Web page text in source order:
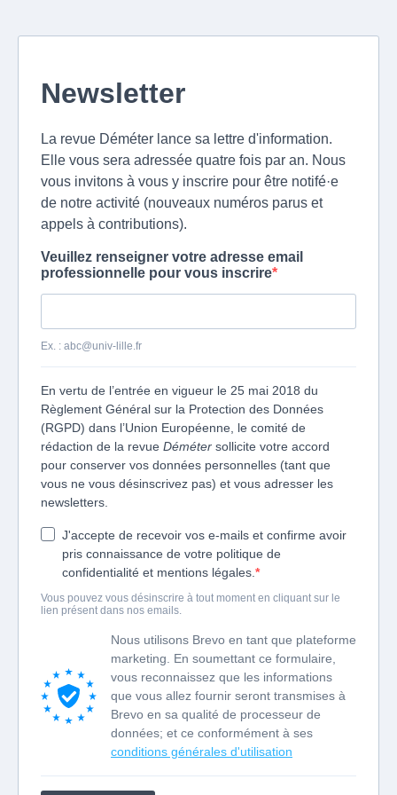
Newsletter
La revue Déméter lance sa lettre d'information.
Elle vous sera adressée quatre fois par an. Nous
vous invitons à vous y inscrire pour être notifé·e
de notre activité (nouveaux numéros parus et
appels à contributions).
Veuillez renseigner votre adresse email
professionnelle pour vous inscrire
Ex. : abc@univ-lille.fr
En vertu de l’entrée en vigueur le 25 mai 2018 du
Règlement Général sur la Protection des Données
(RGPD) dans l’Union Européenne, le comité de
rédaction de la revue Déméter sollicite votre accord
pour conserver vos données personnelles (tant que
vous ne vous désinscrivez pas) et vous adresser les
newsletters.
J'accepte de recevoir vos e-mails et confirme avoir
pris connaissance de votre politique de
confidentialité et mentions légales.
Vous pouvez vous désinscrire à tout moment en cliquant sur le
lien présent dans nos emails.
Nous utilisons Brevo en tant que plateforme
marketing. En soumettant ce formulaire,
vous reconnaissez que les informations
que vous allez fournir seront transmises à
Brevo en sa qualité de processeur de
données; et ce conformément à ses
conditions générales d'utilisation